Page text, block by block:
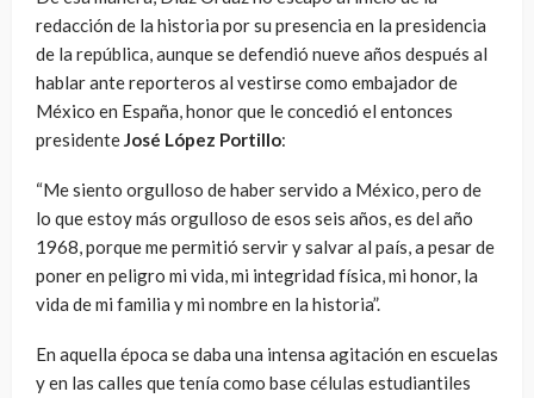
redacción de la historia por su presencia en la presidencia
de la república, aunque se defendió nueve años después al
hablar ante reporteros al vestirse como embajador de
México en España, honor que le concedió el entonces
presidenteJosé López Portillo:
“Me siento orgulloso de haber servido a México, pero de
lo que estoy más orgulloso de esos seis años, es del año
1968, porque me permitió servir y salvar al país, a pesar de
poner en peligro mi vida, mi integridad física, mi honor, la
vida de mi familia y mi nombre en la historia”.
En aquella época se daba una intensa agitación en escuelas
y en las calles que tenía como base células estudiantiles